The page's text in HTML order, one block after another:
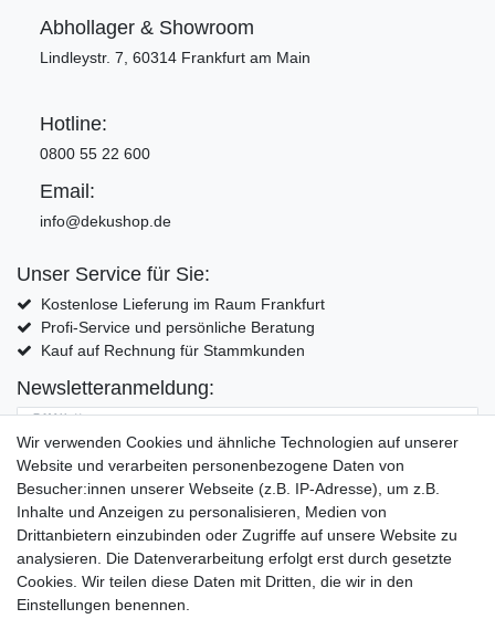
Abhollager & Showroom
Lindleystr. 7, 60314 Frankfurt am Main
Hotline:
0800 55 22 600
Email:
info@dekushop.de
Unser Service für Sie:
Kostenlose Lieferung im Raum Frankfurt
Profi-Service und persönliche Beratung
Kauf auf Rechnung für Stammkunden
Newsletteranmeldung:
E-MAIL **
Hiermit bestätige ich, dass ich die Daten­schutz­erklärung
Einwilligung kann ich jederzeit widerrufen.**
Abonnieren
** Hierbei handelt es sich um ein Pflichtfeld.
Wir verwenden Cookies und ähnliche Technologien auf unserer
Website und verarbeiten personenbezogene Daten von
Besucher:innen unserer Webseite (z.B. IP-Adresse), um z.B.
Inhalte und Anzeigen zu personalisieren, Medien von
Drittanbietern einzubinden oder Zugriffe auf unsere Website zu
analysieren. Die Datenverarbeitung erfolgt erst durch gesetzte
Cookies. Wir teilen diese Daten mit Dritten, die wir in den
Einstellungen benennen.